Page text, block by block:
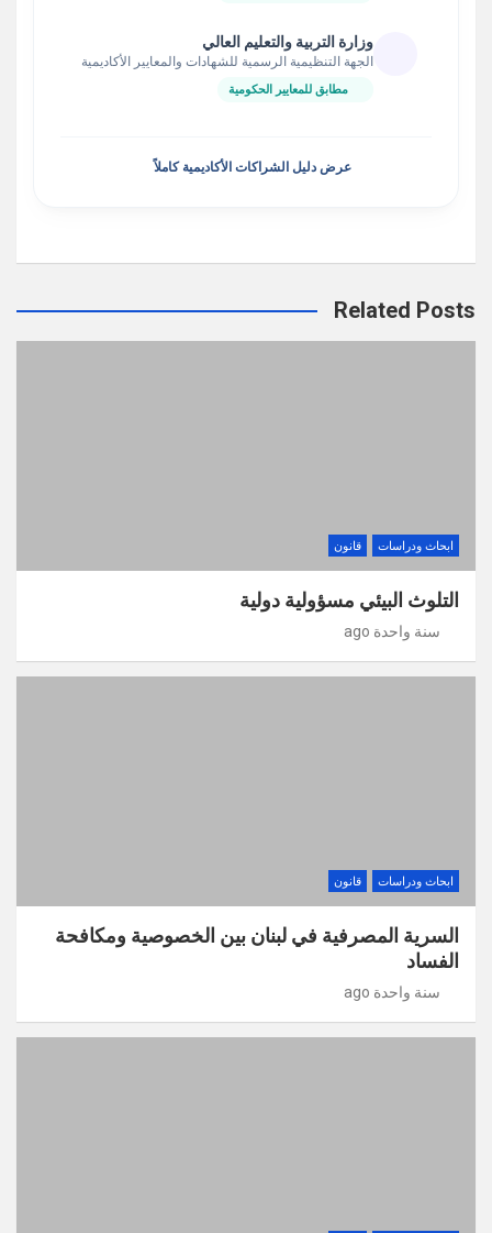
وزارة التربية والتعليم العالي
الجهة التنظيمية الرسمية للشهادات والمعايير الأكاديمية
مطابق للمعايير الحكومية
عرض دليل الشراكات الأكاديمية كاملاً
Related Posts
ابحاث ودراسات قانون
التلوث البيئي مسؤولية دولية
سنة واحدة ago
ابحاث ودراسات قانون
السرية المصرفية في لبنان بين الخصوصية ومكافحة
الفساد
سنة واحدة ago